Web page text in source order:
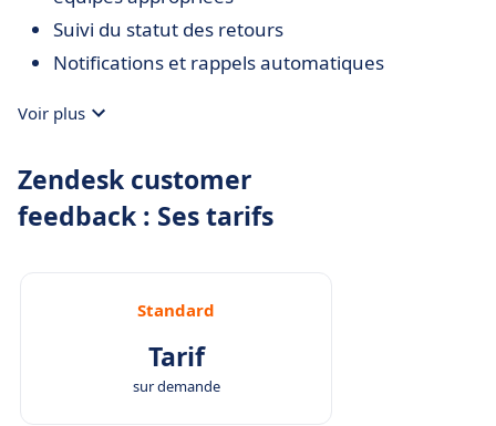
Suivi du statut des retours
Notifications et rappels automatiques
Voir plus
Zendesk customer
feedback : Ses tarifs
Standard
Tarif
sur demande